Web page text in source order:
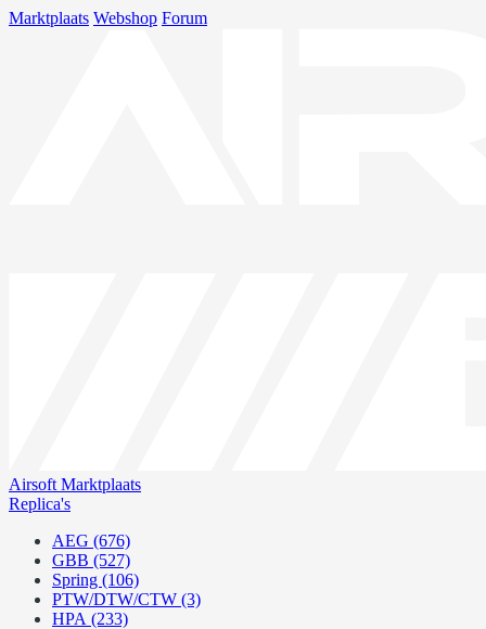
Marktplaats Webshop Forum
Airsoft Marktplaats
Replica's
AEG (676)
GBB (527)
Spring (106)
PTW/DTW/CTW (3)
HPA (233)